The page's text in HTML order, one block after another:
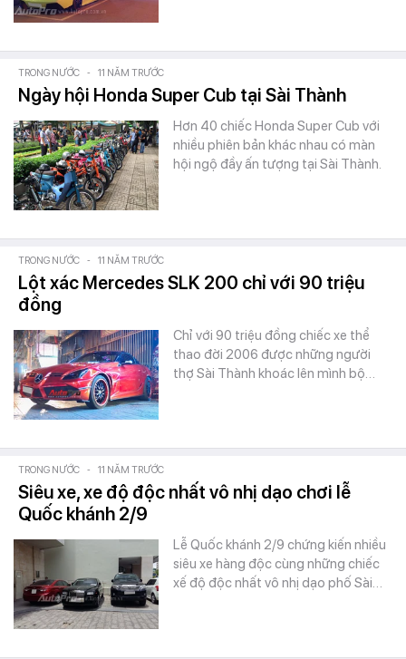
TRONG NƯỚC - 11 NĂM TRƯỚC
Ngày hội Honda Super Cub tại Sài Thành
Hơn 40 chiếc Honda Super Cub với
nhiều phiên bản khác nhau có màn
hội ngộ đầy ấn tượng tại Sài Thành.
TRONG NƯỚC - 11 NĂM TRƯỚC
Lột xác Mercedes SLK 200 chỉ với 90 triệu
đồng
Chỉ với 90 triệu đồng chiếc xe thể
thao đời 2006 được những người
thợ Sài Thành khoác lên mình bộ…
TRONG NƯỚC - 11 NĂM TRƯỚC
Siêu xe, xe độ độc nhất vô nhị dạo chơi lễ
Quốc khánh 2/9
Lễ Quốc khánh 2/9 chứng kiến nhiều
siêu xe hàng độc cùng những chiếc
xế độ độc nhất vô nhị dạo phố Sài…